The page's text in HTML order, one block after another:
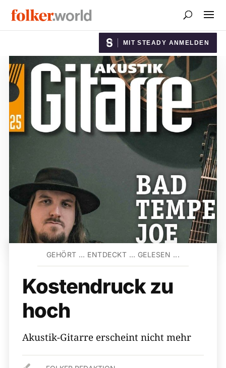
MIT STEADY ANMELDEN
GEHÖRT … ENTDECKT … GELESEN ...
Kostendruck zu
hoch
Akustik-Gitarre erscheint nicht mehr